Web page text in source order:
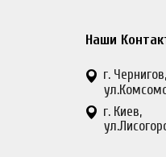
Наши
г. Чернигов,
г. Киев,